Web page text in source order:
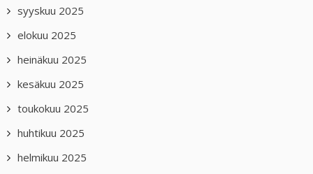
syyskuu 2025
elokuu 2025
heinäkuu 2025
kesäkuu 2025
toukokuu 2025
huhtikuu 2025
helmikuu 2025